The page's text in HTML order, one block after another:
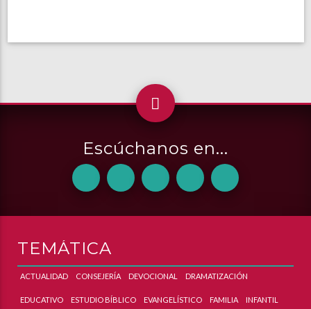
Escúchanos en...
TEMÁTICA
ACTUALIDAD CONSEJERÍA DEVOCIONAL DRAMATIZACIÓN
EDUCATIVO ESTUDIO BÍBLICO EVANGELÍSTICO FAMILIA INFANTIL